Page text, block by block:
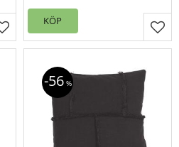
Lägg till i favoriter
KÖP
56 %